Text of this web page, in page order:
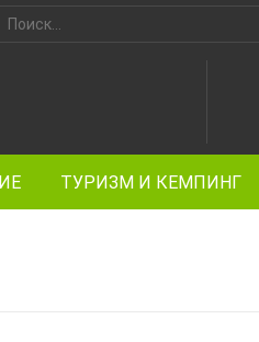
ТУРИЗМ И КЕМПИНГ